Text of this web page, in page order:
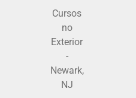
Cursos
no
Exterior
-
Newark,
NJ